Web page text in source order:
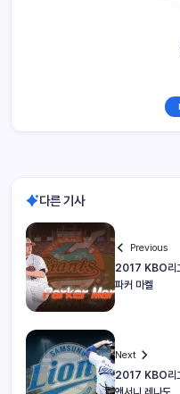
다른 기사
Previous
2017 KBO리
파커 마켈
Next
2017 KBO리